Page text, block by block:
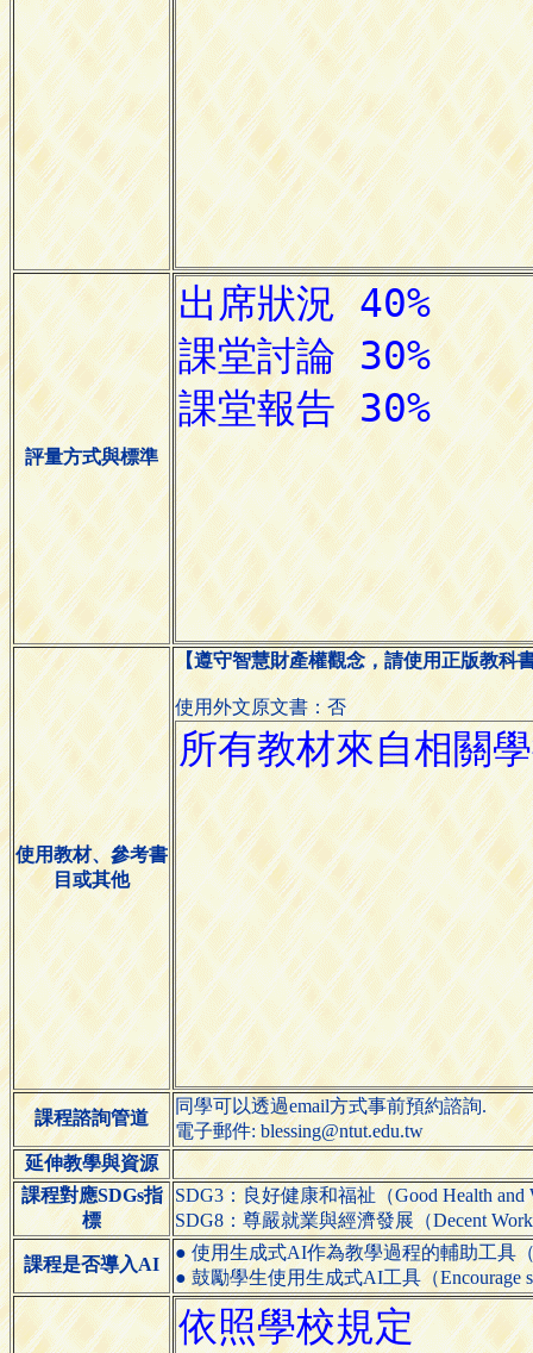
評量方式與標準
使用教材、參考書
目或其他
【遵守智慧財產權觀念，請使用正版教科
使用外文原文書：否
課程諮詢管道
同學可以透過email方式事前預約諮詢.
電子郵件: blessing@ntut.edu.tw
延伸教學與資源
課程對應SDGs指
標
SDG3：良好健康和福祉（Good Health and
SDG8：尊嚴就業與經濟發展（Decent
課程是否導入AI
● 使用生成式AI作為教學過程的輔助工具（
● 鼓勵學生使用生成式AI工具（Encourage